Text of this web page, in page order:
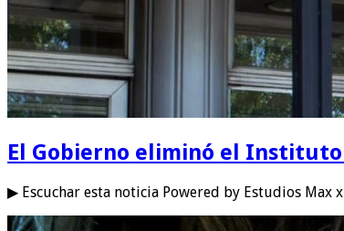
El Gobierno eliminó el Instituto
▶ Escuchar esta noticia Powered by Estudios